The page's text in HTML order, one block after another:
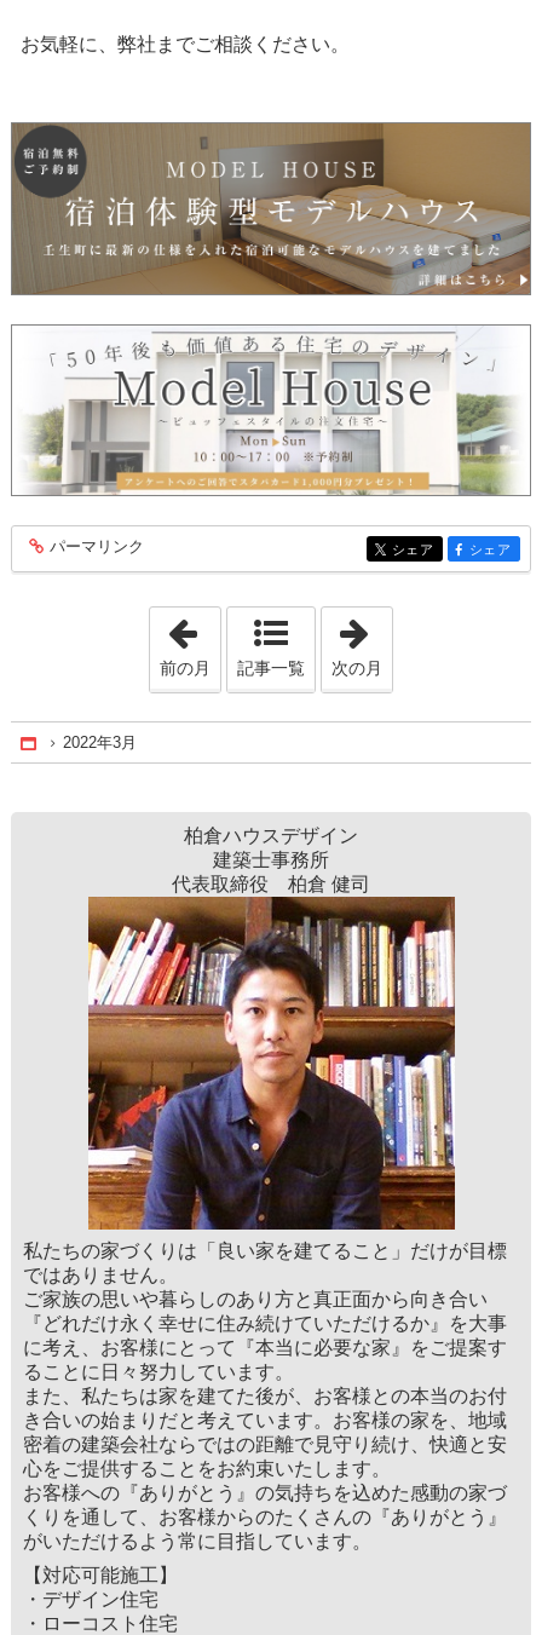
お気軽に、弊社までご相談ください。
entry361
パーマリンク entry361
シェア entry361
シェア
「2022年2月」
前の月 記事一覧 次の月
Home
2022年3月
柏倉ハウスデザイン
建築士事務所
代表取締役 ​柏倉 健司
私たちの家づくりは「良い家を建てること」だけが目標
ではありません。
ご家族の思いや暮らしのあり方と真正面から向き合い
『どれだけ永く幸せに住み続けていただけるか』を大事
に考え、お客様にとって『本当に必要な家』をご提案す
ることに日々努力しています。
また、私たちは家を建てた後が、お客様との本当のお付
き合いの始まりだと考えています。お客様の家を、地域
密着の建築会社ならではの距離で見守り続け、快適と安
心をご提供することをお約束いたします。
お客様への『ありがとう』の気持ちを込めた感動の家づ
くりを通して、お客様からのたくさんの『ありがとう』
がいただけるよう常に目指しています。
【対応可能施工】
・デザイン住宅
・ローコスト住宅